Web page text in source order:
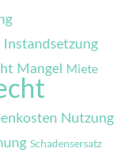
Instandsetzung
Mangel Miete
Nutzung
Schadensersatz